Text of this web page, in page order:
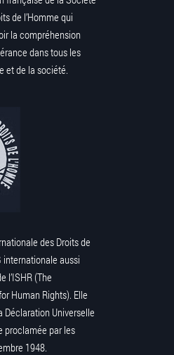
de l’Homme qui
la compréhension
dans tous les
et de la société.
des Droits de
internationale aussi
l’ISHR (The
Human Rights). Elle
Déclaration Universelle
proclamée par les
1948.